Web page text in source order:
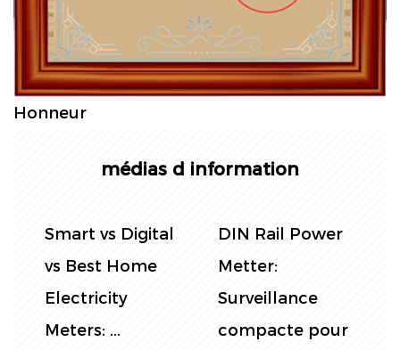
Honneur
médias d information
Contrôle de la
consommation
d'électricité:
DIN Rai...
Médelles de rail
DIN
monophasé:
Guide